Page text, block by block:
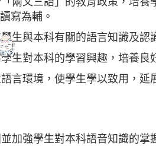
寫為輔。
生與本科有關的語言知識及認
生對本科的學習興趣，培養良
言環境，使學生學以致用，延
加強學生對本科語音知識的